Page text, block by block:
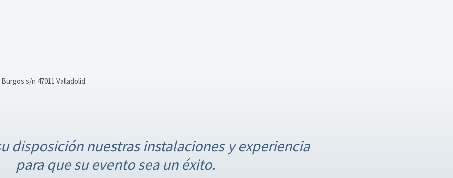
s/n 47011 Valladolid
disposición nuestras instalaciones y experiencia
para que su evento sea un éxito.